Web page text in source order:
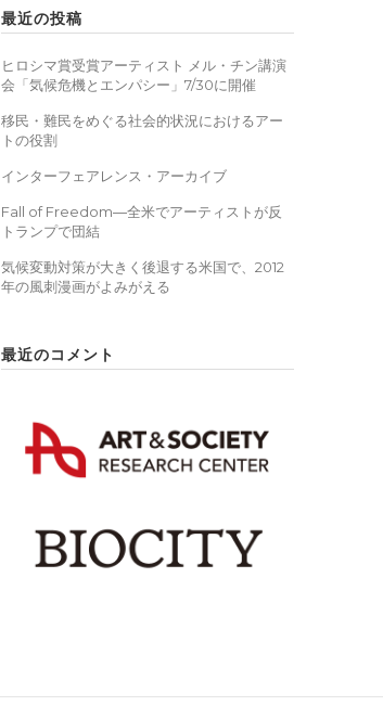
最近の投稿
ヒロシマ賞受賞アーティスト メル・チン講演
会「気候危機とエンパシー」7/30に開催
移民・難民をめぐる社会的状況におけるアー
トの役割
インターフェアレンス・アーカイブ
Fall of Freedom―全米でアーティストが反
トランプで団結
気候変動対策が大きく後退する米国で、2012
年の風刺漫画がよみがえる
最近のコメント